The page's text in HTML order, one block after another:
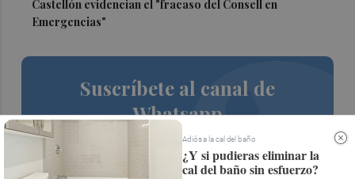
Castellón evidencian el "fracaso del Consell en
Emergencias"
Suscríbete al canal de
Whatsapp
Siempre al día de las últimas noticias
¡Quiero suscribirme!
Adiós a la cal del baño
¿Y si pudieras eliminar la
cal del baño sin esfuerzo?